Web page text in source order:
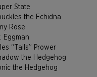
State
the Echidna
Rose
Eggman
“Tails” Prower
the Hedgehog
the Hedgehog